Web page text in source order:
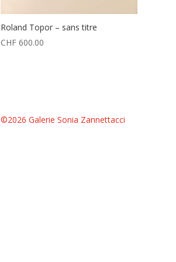
Roland Topor – sans titre
CHF600.00
©2026 Galerie Sonia Zannettacci